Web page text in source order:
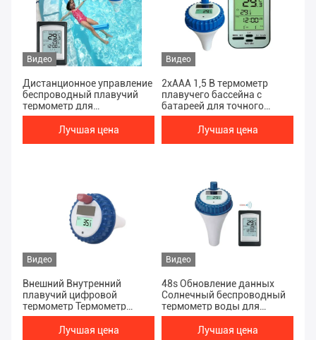
Видео
Дистанционное управление
беспроводный плавучий
термометр для
многофункциональных
бассейнов СПА и рыбных
Лучшая цена
Видео
2xAAA 1,5 В термометр
плавучего бассейна с
батареей для точного
чтения температуры
Лучшая цена
Видео
Внешний Внутренний
плавучий цифровой
термометр Термометр
ванны с календарем и
водонепроницаемым
Лучшая цена
Видео
48s Обновление данных
Солнечный беспроводный
термометр воды для
внутренних и наружных
бассейновЛучшая цена